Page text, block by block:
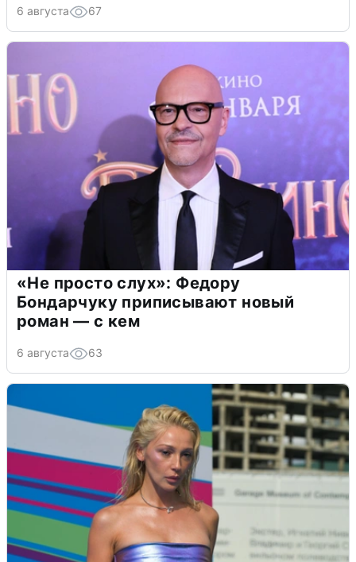
6 августа 67
«Не просто слух»: Федору
Бондарчуку приписывают новый
роман — с кем
6 августа 63